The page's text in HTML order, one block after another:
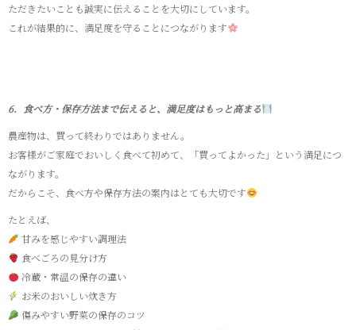
ただきたいことも誠実に伝えることを大切にしています。
これが結果的に、満足度を守ることにつながります
6．食べ方・保存方法まで伝えると、満足度はもっと高まる
農産物は、買って終わりではありません。
お客様がご家庭でおいしく食べて初めて、「買ってよかった」という満足につ
ながります。
だからこそ、食べ方や保存方法の案内はとても大切です
たとえば、
甘みを感じやすい調理法
食べごろの見分け方
冷蔵・常温の保存の違い
お米のおいしい炊き方
傷みやすい野菜の保存のコツ